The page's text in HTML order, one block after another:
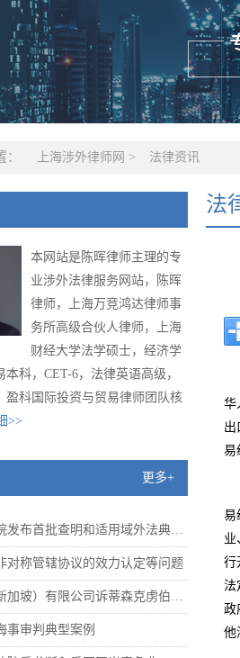
： 上海涉外律师网 > 法律资讯
本网站是陈晖律师主理的专
业涉外法律服务网站，陈晖
律师，上海万竞鸿达律师事
务所高级合伙人律师，上海
财经大学法学硕士，经济学
科，CET-6，法律英语高级，
盈科国际投资与贸易律师团队核
>>
更多+
布首批查明和适用域外法典型...
对称管辖协议的效力认定等问题
坡）有限公司诉蒂森克虏伯冶...
事审判典型案例
法
华
出
易
易
业
行
法
政
他